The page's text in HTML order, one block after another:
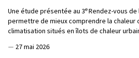
Une étude présentée au 3eRendez-vous
permettre de mieux comprendre la chaleur
climatisation situés en îlots de chaleur
— 27 mai 2026